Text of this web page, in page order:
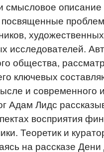
смысловое описание
посвященные
художественных
исследователей.
общества,
ключевых
и современного
Адам Лидс
восприятия
Теоретик и
на рассказе